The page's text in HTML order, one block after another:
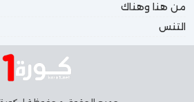
من هنا وهناك
التنس